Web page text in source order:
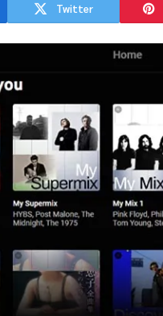
Twitter